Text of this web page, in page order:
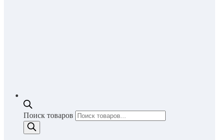
Поиск товаров